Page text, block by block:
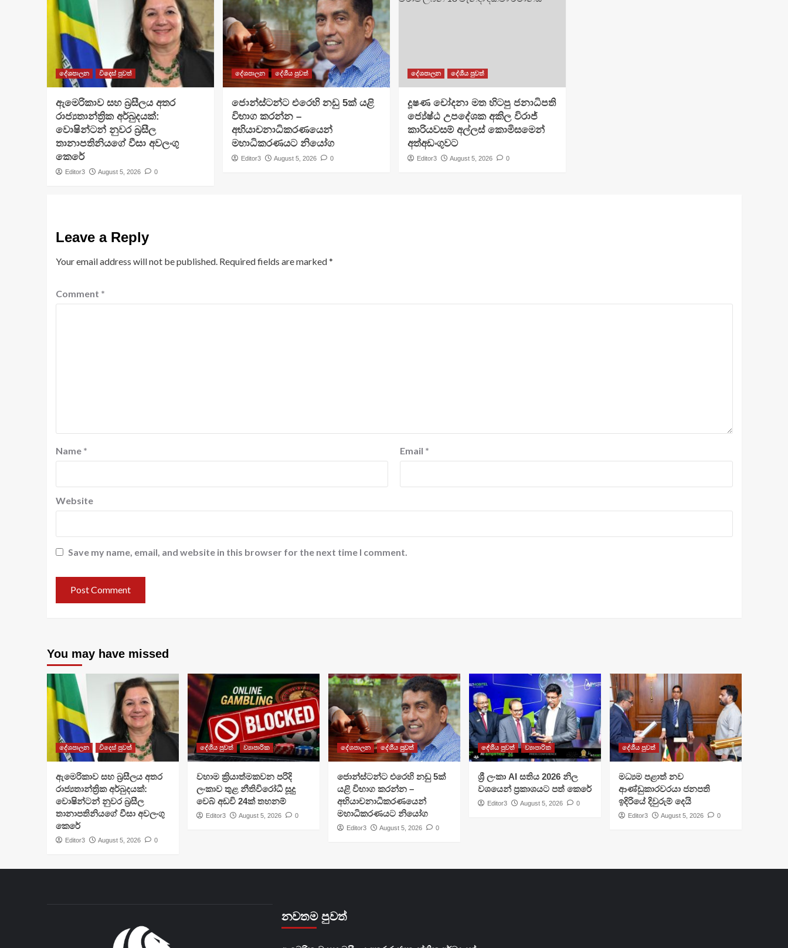
දේශපාලන විදෙස් පුවත්
ඇමෙරිකාව සහ බ්‍රසීලය අතර
රාජ්‍යතාන්ත්‍රික අර්බුදයක්:
වොෂින්ටන් නුවර බ්‍රසීල
තානාපතිනියගේ වීසා අවලංගු
කෙරේ
Editor3 August 5, 2026 0
දේශපාලන දේශීය පුවත්
ජොන්ස්ටන්ට එරෙහි නඩු 5ක් යළි
විභාග කරන්න –
අභියාචනාධිකරණයෙන්
මහාධිකරණයට නියෝග
Editor3 August 5, 2026 0
දේශපාලන දේශීය පුවත්
දූෂණ චෝදනා මත හිටපු ජනාධිපති
ජ්‍යේෂ්ඨ උපදේශක අකිල විරාජ්
කාරියවසම් අල්ලස් කොමිසමෙන්
අත්අඩංගුවට
Editor3 August 5, 2026 0
Leave a Reply
Your email address will not be published. Required fields are marked*
Comment *
Name * Email *
Website
Save my name, email, and website in this browser for the next time I comment.
You may have missed
දේශපාලන විදෙස් පුවත්
ඇමෙරිකාව සහ බ්‍රසීලය අතර
රාජ්‍යතාන්ත්‍රික අර්බුදයක්:
වොෂින්ටන් නුවර බ්‍රසීල
තානාපතිනියගේ වීසා අවලංගු
කෙරේ
Editor3 August 5, 2026 0
දේශීය පුවත් ව්‍යාපාරික
වහාම ක්‍රියාත්මකවන පරිදි
ලංකාව තුළ නීතිවිරෝධී සූදු
වෙබ් අඩවි 24ක් තහනම්
Editor3 August 5, 2026 0
දේශපාලන දේශීය පුවත්
ජොන්ස්ටන්ට එරෙහි නඩු 5ක්
යළි විභාග කරන්න –
අභියාචනාධිකරණයෙන්
මහාධිකරණයට නියෝග
Editor3 August 5, 2026 0
දේශීය පුවත් ව්‍යාපාරික
ශ්‍රී ලංකා AI සතිය 2026 නිල
වශයෙන් ප්‍රකාශයට පත් කෙරේ
Editor3 August 5, 2026 0
දේශීය පුවත්
මධ්‍යම පළාත් නව
ආණ්ඩුකාරවරයා ජනපති
ඉදිරියේ දිවුරුම් දෙයි
Editor3 August 5, 2026 0
නවතම පුවත්